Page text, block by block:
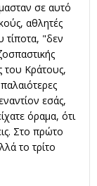
σε αυτό
αθλητές
τίποτα, "δεν
του Κράτους,
εσάς,
όραμα, ότι
Στο πρώτο
το τρίτο